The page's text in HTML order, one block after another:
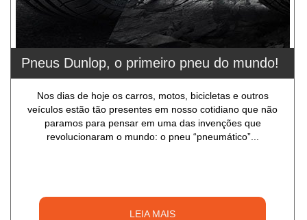
Pneus Dunlop, o primeiro pneu do mundo!
Nos dias de hoje os carros, motos, bicicletas e outros
veículos estão tão presentes em nosso cotidiano que não
paramos para pensar em uma das invenções que
revolucionaram o mundo: o pneu “pneumático”...
LEIA MAIS